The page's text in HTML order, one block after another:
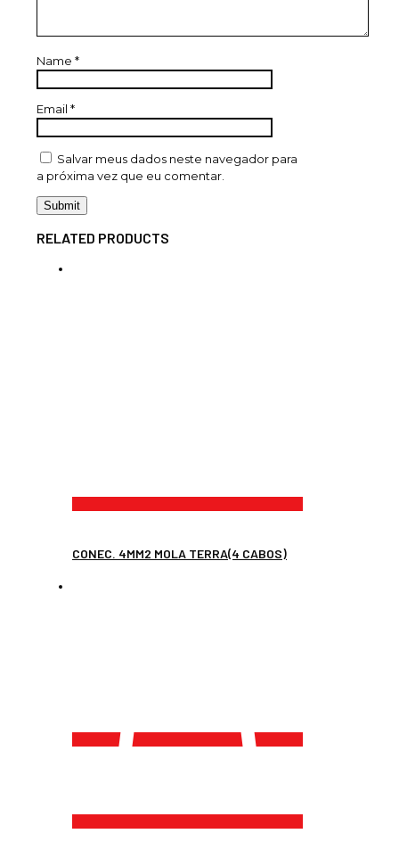
Name *
Email *
Salvar meus dados neste navegador para
a próxima vez que eu comentar.
RELATED PRODUCTS
CONEC. 4MM2 MOLA TERRA(4 CABOS)